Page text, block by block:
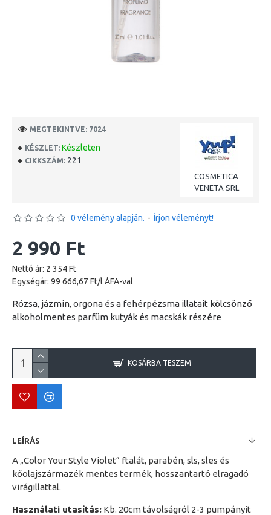
KÉSZLET: Készleten
CIKKSZÁM: 221
COSMETICA
VENETA SRL
MEGTEKINTVE: 7024
0 vélemény alapján. - Írjon véleményt!
2 990 Ft
Nettó ár: 2 354 Ft
Egységár: 99 666,67 Ft/l ÁFA-val
Rózsa, jázmin, orgona és a fehérpézsma illatait kölcsönző
alkoholmentes parfüm kutyák és macskák részére
KOSÁRBA TESZEM
LEÍRÁS
A „Color Your Style Violet” ftalát, parabén, sls, sles és
kőolajszármazék mentes termék, hosszantartó elragadó
virágillattal.
Használati utasítás: Kb. 20cm távolságról 2-3 pumpányit